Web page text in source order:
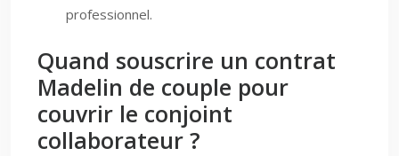
professionnel.
Quand souscrire un contrat
Madelin de couple pour
couvrir le conjoint
collaborateur ?